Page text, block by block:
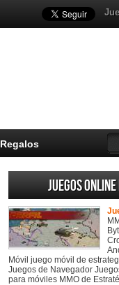
Regalos
Juegos
Móvil juego móvil de
Juegos de Navegador
para móviles MMO de